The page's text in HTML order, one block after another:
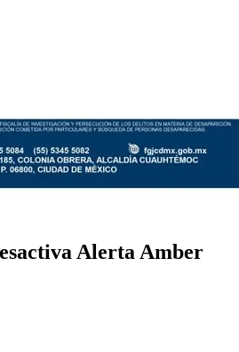
Alerta Amber